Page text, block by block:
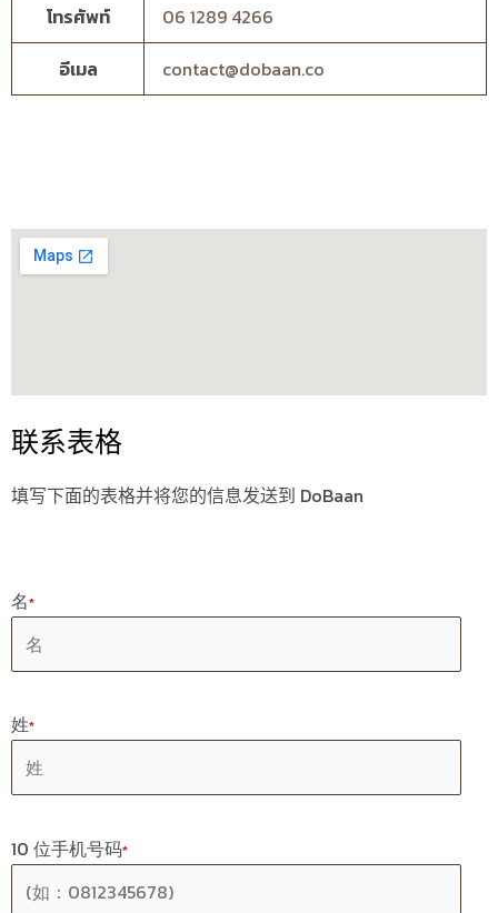
โทรศัพท์
06 1289 4266
อีเมล
contact@dobaan.co
a
c
b
o
o
i
n
i
o
o
u
e
n
a
r
m
w
t
r
i
e
t
联系表格
填写下面的表格并将您的信息发送到 DoBaan
名*
姓*
10 位手机号码*